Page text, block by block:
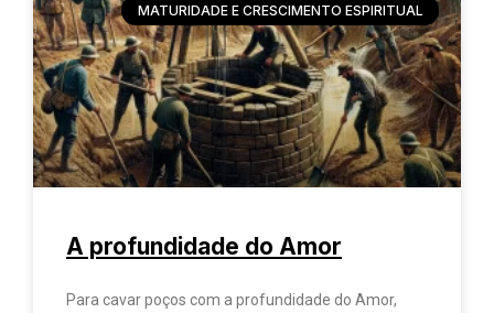
MATURIDADE E CRESCIMENTO ESPIRITUAL
A profundidade do Amor
Para cavar poços com a profundidade do Amor,